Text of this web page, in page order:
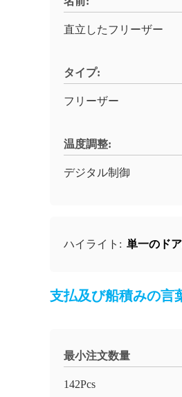
直立したフリーザー
タイプ:
フリーザー
温度調整:
デジタル制御
ハイライト: 単一のド
支払及び船積みの言
最小注文数量
142Pcs